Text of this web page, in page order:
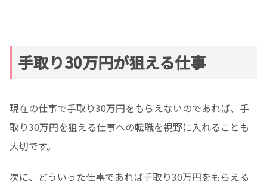
手取り30万円が狙える仕事
現在の仕事で手取り30万円をもらえないのであれば、手
取り30万円を狙える仕事への転職を視野に入れることも
大切です。
次に、どういった仕事であれば手取り30万円をもらえる